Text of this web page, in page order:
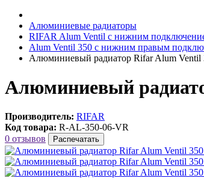
Алюминиевые радиаторы
RIFAR Alum Ventil с нижним
Alum Ventil 350 с нижним правым
Алюминиевый радиатор Rifar Alum
Алюминиевый
Производитель: RIFAR
Код товара: R-AL-350-06-VR
0 отзывов
Распечатать